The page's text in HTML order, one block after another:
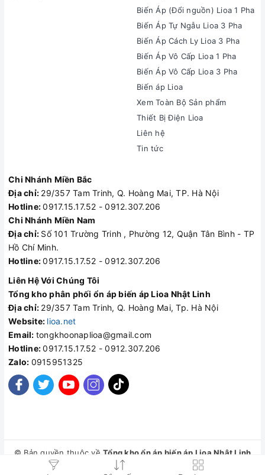
Biến Áp (Đổi nguồn) Lioa 1 Pha
Biến Áp Tự Ngẫu Lioa 3 Pha
Biến Áp Cách Ly Lioa 3 Pha
Biến Áp Vô Cấp Lioa 1 Pha
Biến Áp Vô Cấp Lioa 3 Pha
Biến áp Lioa
Xem Toàn Bộ Sản phẩm
Thiết Bị Điện Lioa
Liên hệ
Tin tức
Chi Nhánh Miền Bắc
Địa chỉ: 29/357 Tam Trinh, Q. Hoàng Mai, TP. Hà Nội
Hotline:0917.15.17.52 - 0912.307.206
Chi Nhánh Miền Nam
Địa chỉ: Số 101 Trường Trinh , Phường 12, Quận Tân Bình - TP
Hồ Chí Minh.
Hotline:0917.15.17.52 - 0912.307.206
Liên Hệ Với Chúng Tôi
Tổng kho phân phối ổn áp biến áp Lioa Nhật Linh
Địa chỉ: 29/357 Tam Trinh, Q. Hoàng Mai, Tp. Hà Nội
Website: lioa.net
Email: tongkhoonaplioa@gmail.com
Hotline:0917.15.17.52 - 0912.307.206
Zalo: 0915951325
© Bản quyền thuộc về Tổng kho ổn áp biến áp Lioa Nhật Linh
Cung cấp bởi